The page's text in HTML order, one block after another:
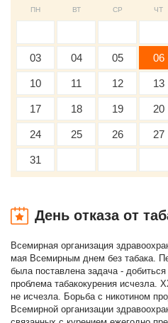
ПН ВТ СР ЧТ
03 04 05 06
10 11 12 13
17 18 19 20
24 25 26 27
31
День отказа от
Всемирная организация
мая Всемирным днем без табака.
была поставлена задача -
проблема табакокурения исчезла.
не исчезла. Борьба с никотином
Всемирной организации